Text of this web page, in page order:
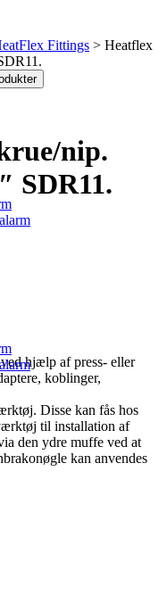
Fittings
Heatflex
nip.
SDR11.
hjælp af press- eller
koblinger,
Disse kan fås hos
til installation af
den ydre muffe ved at
kan anvendes